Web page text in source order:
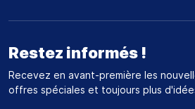
Restez informés !
Recevez en avant-première les
offres spéciales et toujours plus